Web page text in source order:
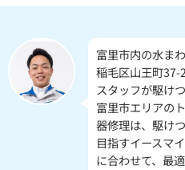
富里市内の水ま
稲毛区山王町37-
スタッフが駆けつ
富里市エリアの
器修理は、駆け
目指すイースマ
に合わせて、最